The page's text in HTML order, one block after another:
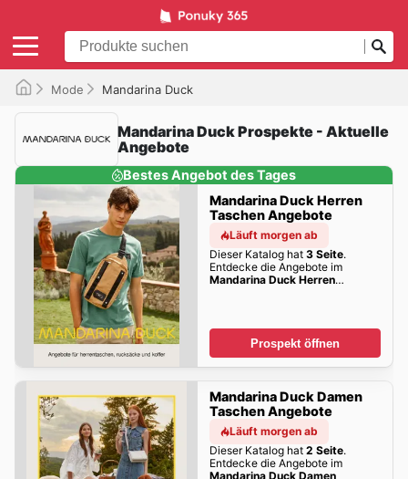
Mode Mandarina Duck
Mandarina Duck Prospekte - Aktuelle
Angebote
Bestes Angebot des Tages
Mandarina Duck Herren
Taschen Angebote
Läuft morgen ab
Dieser Katalog hat 3 Seite.
Entdecke die Angebote im
Mandarina Duck Herren
Prospekt öffnen
Mandarina Duck Damen
Taschen Angebote
Läuft morgen ab
Dieser Katalog hat 2 Seite.
Entdecke die Angebote im
Mandarina Duck Damen